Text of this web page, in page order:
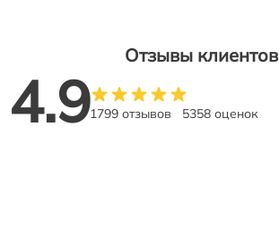
Отзывы клиентов
4.91799 отзывов 5358 оценок